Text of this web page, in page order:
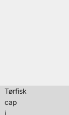
Tørfisk
cap